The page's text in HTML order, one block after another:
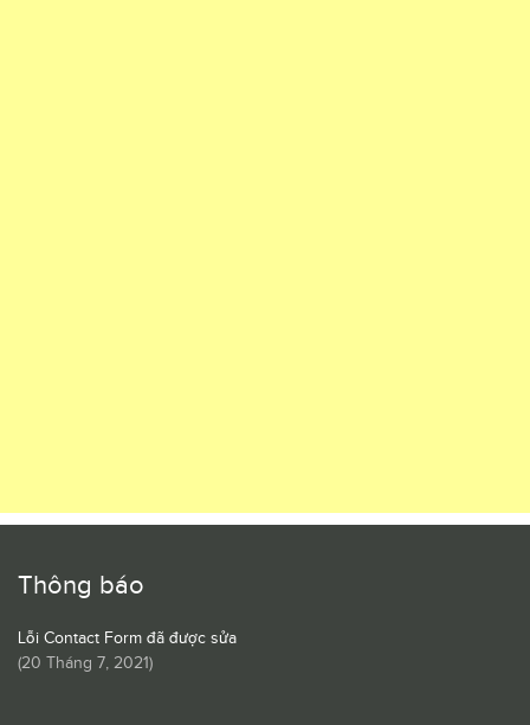
Thông báo
Lỗi Contact Form đã được sửa
(20 Tháng 7, 2021)